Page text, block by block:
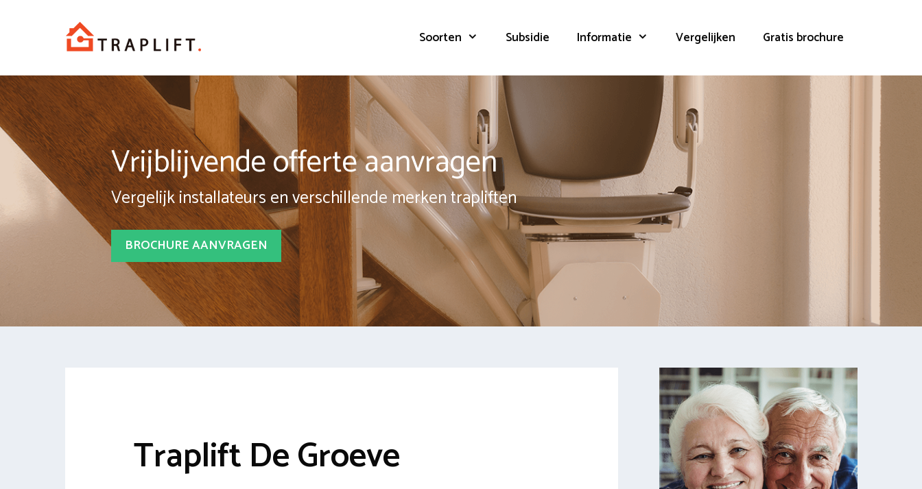
Soorten Subsidie Informatie Vergelijken Gratis brochure
Vrijblijvende offerte aanvragen
Vergelijk installateurs en verschillende merken trapliften
BROCHURE AANVRAGEN
Traplift De Groeve